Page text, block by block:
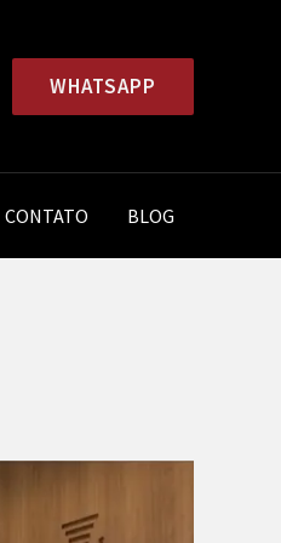
WHATSAPP
CONTATO BLOG